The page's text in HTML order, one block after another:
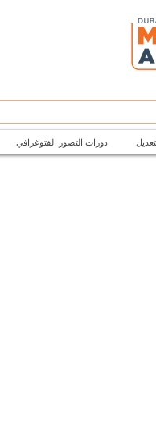
دورات التصور الفتوغرافي